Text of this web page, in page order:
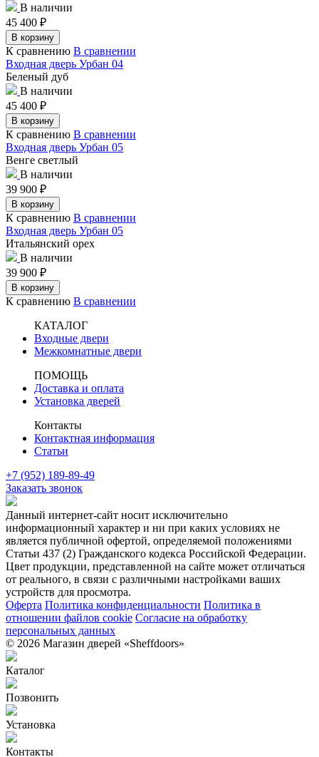
В наличии
45 400 ₽
В корзину
К сравнению В сравнении
Входная дверь Урбан 04
Беленый дуб
В наличии
45 400 ₽
В корзину
К сравнению В сравнении
Входная дверь Урбан 05
Венге светлый
В наличии
39 900 ₽
В корзину
К сравнению В сравнении
Входная дверь Урбан 05
Итальянский орех
В наличии
39 900 ₽
В корзину
К сравнению В сравнении
КАТАЛОГ
Входные двери
Межкомнатные двери
ПОМОЩЬ
Доставка и оплата
Установка дверей
Контакты
Контактная информация
Статьи
+7 (952) 189-89-49
Заказать звонок
Данный интернет-сайт носит исключительно
информационный характер и ни при каких условиях не
является публичной офертой, определяемой положениями
Статьи 437 (2) Гражданского кодекса Российской Федерации.
Цвет продукции, представленной на сайте может отличаться
от реального, в связи с различными настройками ваших
устройств для просмотра.
Оферта Политика конфиденциальности Политика в
отношении файлов cookie Согласие на обработку
персональных данных
© 2026 Магазин дверей «Sheffdoors»
Каталог
Позвонить
Установка
Контакты